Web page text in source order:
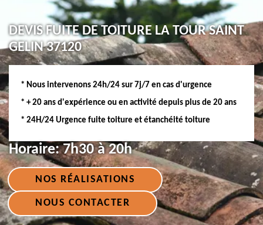
DEVIS FUITE DE TOITURE LA TOUR SAINT
GELIN 37120
* Nous intervenons 24h/24 sur 7j/7 en cas d'urgence
* + 20 ans d'expérience ou en activité depuis plus de 20 ans
* 24H/24 Urgence fuite toiture et étanchéité toiture
Horaire:7h30 à 20h
NOS RÉALISATIONS
NOUS CONTACTER